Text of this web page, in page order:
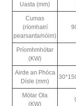
Uasta (mm)
Cumas
(ríomhairí
pearsanta/nóim)
Príomhmhótar
(KW)
Airde an Phóca
Dísle (mm)
Mótar Ola
(KW)